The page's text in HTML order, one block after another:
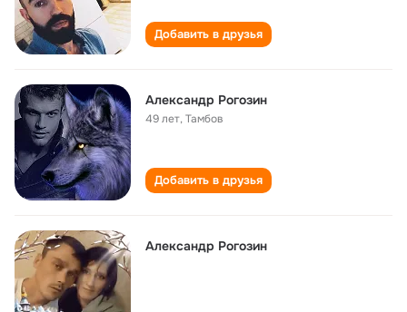
Добавить в друзья
Александр Рогозин
49 лет,Тамбов
Добавить в друзья
Александр Рогозин